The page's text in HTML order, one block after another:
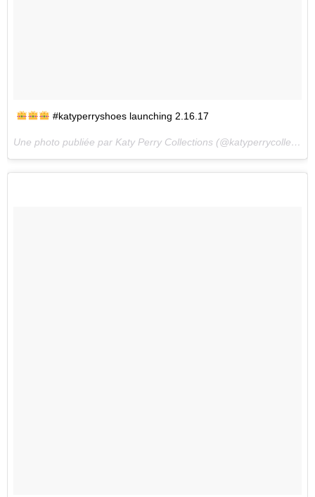
#katyperryshoes launching 2.16.17
Une photo publiée par Katy Perry Collections (@katyperrycollections) le